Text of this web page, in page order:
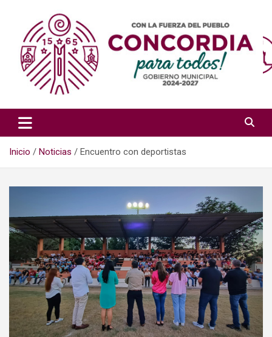
contenido
H. Ayuntamiento de Concordia,
Sin.
Inicio Noticias Encuentro con deportistas